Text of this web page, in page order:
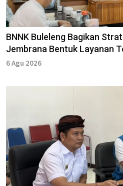
BNNK Buleleng Bagikan
Jembrana Bentuk Layanan
6 Agu 2026